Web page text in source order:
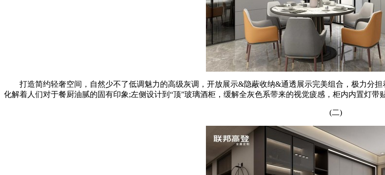
打造简约轻奢空间，自然少不了低调魅力的高级灰调，开放展示&隐蔽收纳&通透展示完美组合，极力分担
化解着人们对于餐厨油腻的固有印象;左侧设计到“顶”玻璃酒柜，缓解全灰色系带来的视觉疲感，柜内内置灯带
(二)